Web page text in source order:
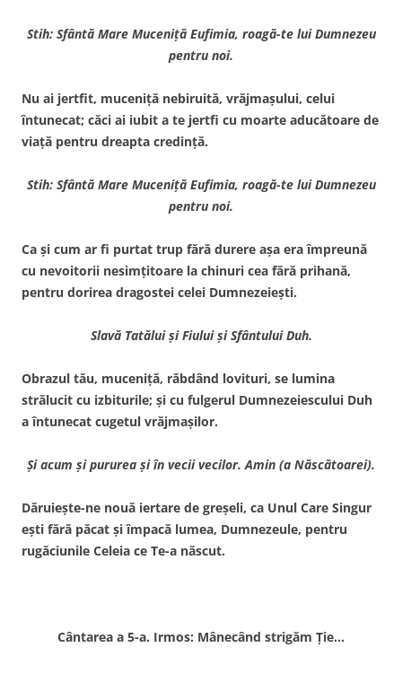
Stih: Sfântă Mare Muceniţă Eufimia, roagă-te lui Dumnezeu
pentru noi.
Nu ai jertfit, muceniţă nebiruită, vrăjmaşului, celui
întunecat; căci ai iubit a te jertfi cu moarte aducătoare de
viaţă pentru dreapta credinţă.
Stih: Sfântă Mare Muceniţă Eufimia, roagă-te lui Dumnezeu
pentru noi.
Ca şi cum ar fi purtat trup fără durere aşa era împreună
cu nevoitorii nesimţitoare la chinuri cea fără prihană,
pentru dorirea dragostei celei Dumnezeieşti.
Slavă Tatălui şi Fiului şi Sfântului Duh.
Obrazul tău, muceniţă, răbdând lovituri, se lumina
strălucit cu izbiturile; şi cu fulgerul Dumnezeiescului Duh
a întunecat cugetul vrăjmaşilor.
Şi acum şi pururea şi în vecii vecilor. Amin (a Născătoarei).
Dăruieşte-ne nouă iertare de greşeli, ca Unul Care Singur
eşti fără păcat şi împacă lumea, Dumnezeule, pentru
rugăciunile Celeia ce Te-a născut.
Cântarea a 5-a. Irmos: Mânecând strigăm Ţie…